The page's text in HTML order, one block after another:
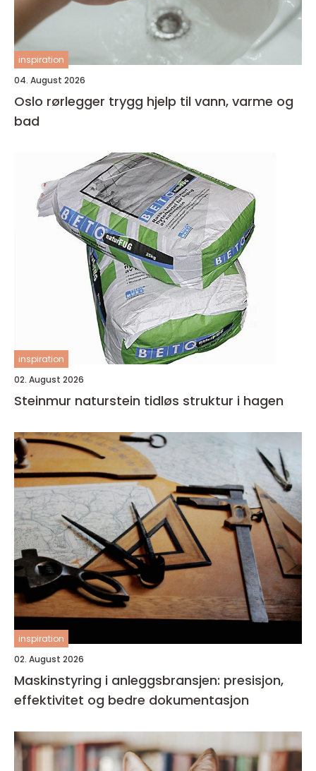
inspiration
04. August 2026
Oslo rørlegger trygg hjelp til vann, varme og
bad
inspiration
02. August 2026
Steinmur naturstein tidløs struktur i hagen
inspiration
02. August 2026
Maskinstyring i anleggsbransjen: presisjon,
effektivitet og bedre dokumentasjon